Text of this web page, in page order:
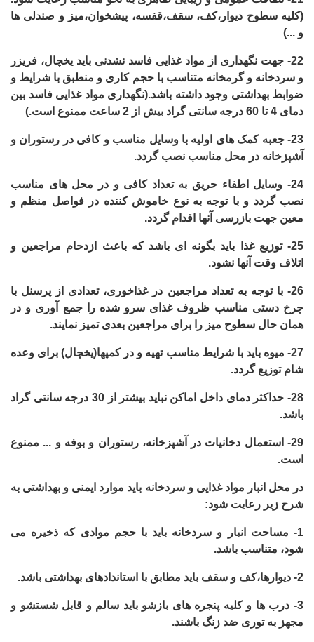
(کلیه سطوح دیوار،کف، سقف،قفسه، پیشخوان،میز و صندلی ها
و ...)
22- جهت نگهداری از مواد غذایی فاسد نشدنی باید یخچال، فریزر
و سردخانه و گرمخانه متناسب با حجم کاری و منطبق با شرایط و
ضوابط بهداشتی وجود داشته باشد.(نگهداری مواد غذایی فاسد بین
دمای 4 تا 60 درجه سانتی گراد بیش از 2 ساعت ممنوع است.)
23- جعبه کمک های اولیه با وسایل مناسب و کافی در رستوران و
آشپزخانه در محل مناسب نصب گردد.
24-
وسایل اطفاء حریق به تعداد کافی و در محل های مناسب
نصب گردد و با توجه به نوع خاموش کننده در فواصل منظم و
معین جهت بازرسی آنها اقدام گردد.
25-
توزیع غذا باید بگونه ای باشد که باعث ازدحام مراجعین و
اتلاف وقت آنها نشود.
26-
با توجه به تعداد مراجعین در غذاخوری، تعدادی از پرسنل با
چرخ دستی مناسب ظروف غذای سرو شده را جمع آوری و در
همان حال سطوح میز را برای مراجعین بعدی تمیز نمایند.
27- میوه باید با شرایط مناسب تهیه و در کمپها(یخچال) برای وعده
شام توزیع گردد.
28-
حداکثر دمای داخل اماکن نباید بیشتر از 30 درجه سانتی گراد
باشد.
29-
استعمال دخانیات در آشپزخانه، رستوران و بوفه و ... ممنوع
است.
در محل انبار مواد غذایی و سردخانه باید موارد ایمنی و بهداشتی به
شرح زیر رعایت شود:
1-
مساحت انبار و سردخانه باید با حجم موادی که ذخیره می
شود، متناسب باشد.
2- دیوارها،کف و سقف باید مطابق با استاندادهای بهداشتی باشد.
3-
درب ها و کلیه پنجره های بازشو باید سالم و قابل شستشو و
مجهز به توری ضد زنگ باشند.